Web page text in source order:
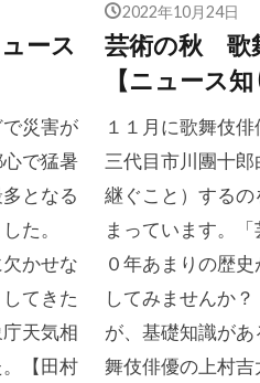
ース
災害が
で猛暑
となる
した。
かせな
てきた
天気相
【田村
2022年10月24日
芸術の秋 歌
【ニュース
１１月に歌舞伎
三代目市川團十
継ぐこと）する
まっています。
０年あまりの歴
してみませんか
が、基礎知識が
舞伎俳優の上村